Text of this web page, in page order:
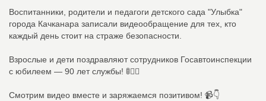
Воспитанники, родители и педагоги детского сада "Улыбка"
города Качканара записали видеообращение для тех, кто
каждый день стоит на страже безопасности.
Взрослые и дети поздравляют сотрудников Госавтоинспекции
с юбилеем — 90 лет службы! 🚦👮‍♂️
Смотрим видео вместе и заряжаемся позитивом! 📹👇